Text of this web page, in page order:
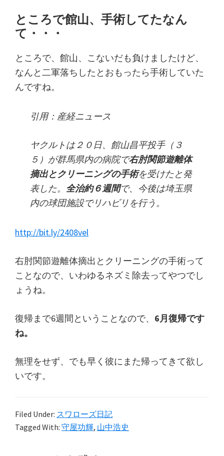
ところで館山、手術してたなん
て・・・
ところで、館山、こないだも負けましたけど、
なんと二軍落ちしたとおもったら手術していた
んですね。
引用：産経ニュース
ヤクルトは２０日、館山昌平投手（３
５）が群馬県内の病院で右肘関節遊離体
摘出とクリーニングの手術を受けたと発
表した。 全治約６週間で、今後は埼玉県
内の球団施設でリハビリを行う。
http://bit.ly/2408vel
右肘関節遊離体摘出とクリーニングの手術って
ことなので、いわゆるネズミ除去ってやつでし
ょうね。
復帰まで6週間ということなので、 6月復帰です
ね。
無理をせず、でも早く彼にまた帰ってきて欲し
いです。
Filed Under: スワローズ日記
Tagged With: 守屋功輝, 山中浩史